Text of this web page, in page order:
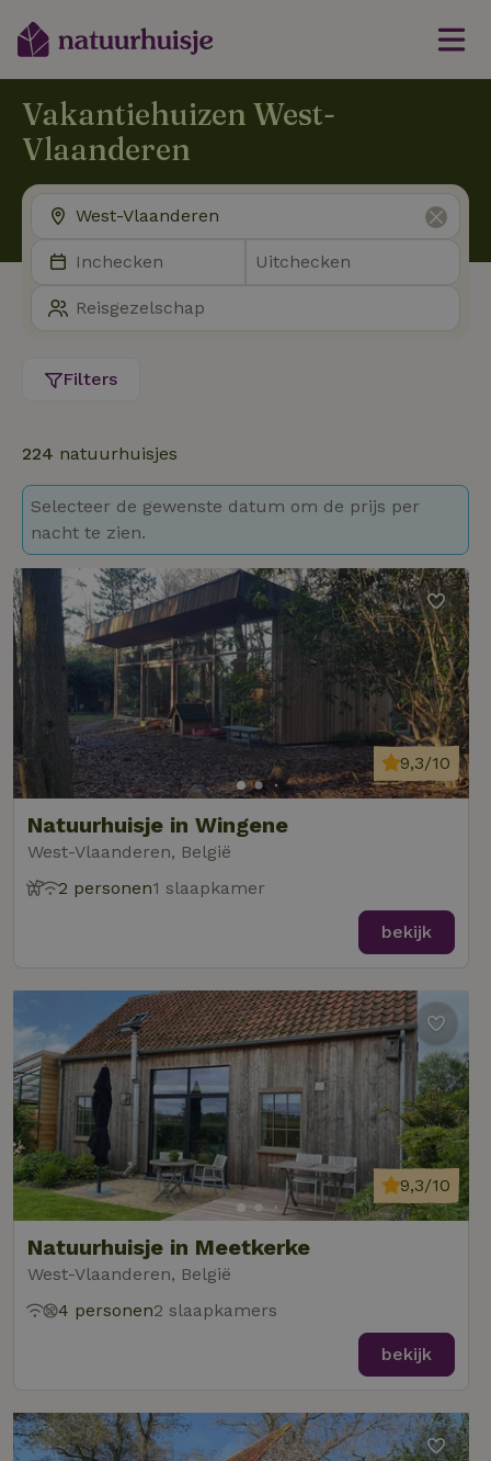
Vakantiehuizen West-
Vlaanderen
Filters
224 natuurhuisjes
Selecteer de gewenste datum om de prijs per
nacht te zien.
Natuurhuisje in Wingene
West-Vlaanderen, België
9,3/10
2 personen1 slaapkamer
bekijk
Natuurhuisje in Meetkerke
West-Vlaanderen, België
9,3/10
4 personen2 slaapkamers
bekijk